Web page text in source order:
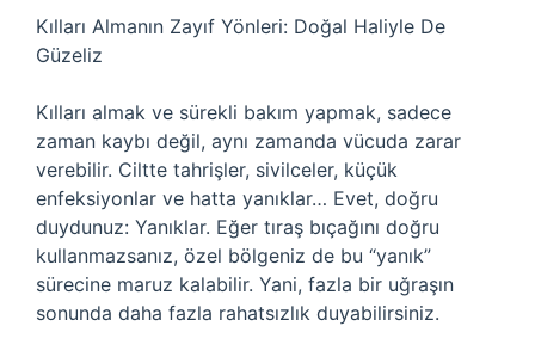
Kılları Almanın Zayıf Yönleri: Doğal Haliyle De
Güzeliz
Kılları almak ve sürekli bakım yapmak, sadece
zaman kaybı değil, aynı zamanda vücuda zarar
verebilir. Ciltte tahrişler, sivilceler, küçük
enfeksiyonlar ve hatta yanıklar… Evet, doğru
duydunuz: Yanıklar. Eğer tıraş bıçağını doğru
kullanmazsanız, özel bölgeniz de bu “yanık”
sürecine maruz kalabilir. Yani, fazla bir uğraşın
sonunda daha fazla rahatsızlık duyabilirsiniz.